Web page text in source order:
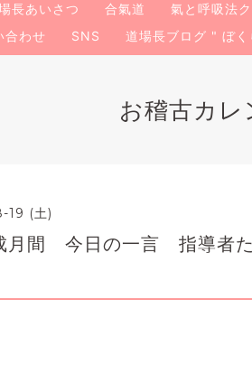
長あいさつ 合氣道 氣と呼吸法
合わせ SNS 道場長ブログ " ぼ
お稽古カレ
19 (土)
月間 今日の一言 指導者